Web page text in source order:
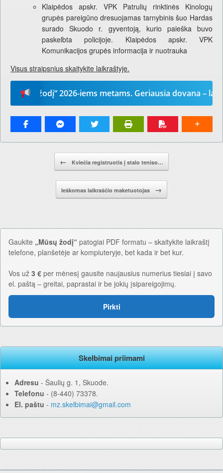
Klaipėdos apskr. VPK Patrulių rinktinės Kinologų
grupės pareigūno dresuojamas tarnybinis šuo Hardas
surado Skuodo r. gyventoją, kurio paieška buvo
paskelbta policijoje. Klaipėdos apskr. VPK
Komunikacijos grupės informacija ir nuotrauka
Visus straipsnius skaitykite laikraštyje.
žodį“ 2026-iems metams. Geriausia dovana –
← Kviečia registruotis į stalo teniso…
Ieškomas laikraščio maketuotojas →
Gaukite „Mūsų žodį“ patogiai PDF formatu – skaitykite laikraštį
telefone, planšetėje ar kompiuteryje, bet kada ir bet kur.
Vos už 3 € per mėnesį gausite naujausius numerius tiesiai į savo
el. paštą – greitai, paprastai ir be jokių įsipareigojimų.
Pirkti
Skelbimai priimami
Adresu ‐ Šaulių g. 1, Skuode.
Telefonu ‐ (8-440) 73378.
El. paštu ‐ mz.skelbimai@gmail.com